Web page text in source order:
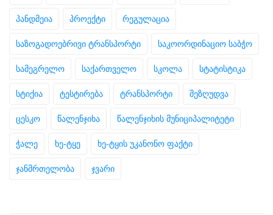
პანდმეია პროექტი რეგულაცია
საზოგადოებრივი ტრანსპორტი საკოორდინაციო საბჭო
სამეგრელო საქართველო სკოლა სტატისტიკა
სტიქია ტესტირება ტრანსპორტი შეზღუდვა
ცესკო წალენჯიხა წალენჯიხის მუნიციპალიტეტი
ჭალე ხე-ტყე ხე-ტყის უკანონო ფაქტი
ჯანმრთელობა ჯვარი